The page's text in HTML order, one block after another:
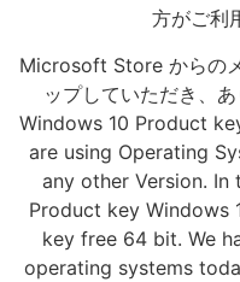
方がご利
Microsoft Store からの
ップしていただき、
Windows 10 Product
are using Operating
any other Version.
Product key Windows
key free 64 bit. We
operating systems